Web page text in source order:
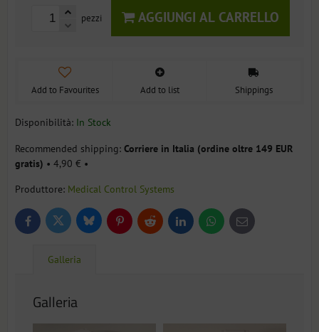
pezzi AGGIUNGI AL CARRELLO
Add to Favourites Add to list Shippings
Disponibilità: In Stock
Corriere in Italia (ordine oltre 149 EUR
gratis) • 4,90 € •
Produttore: Medical Control Systems
FacebookTwitter BlueskyPinterestReddit LinkedInWhatsApp
E-
mail
Galleria
Galleria